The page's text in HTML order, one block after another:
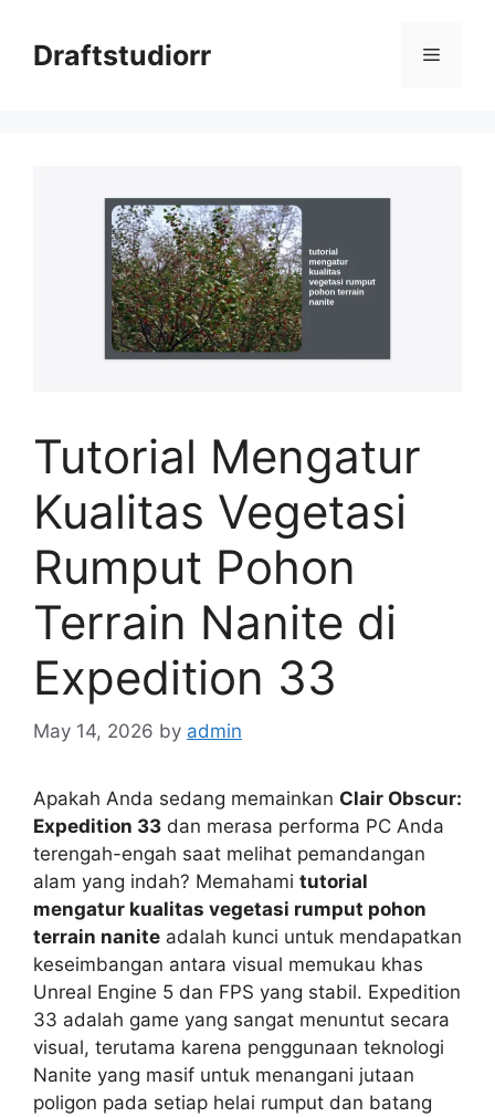
contentDraftstudiorr Menu
Tutorial Mengatur
Kualitas Vegetasi
Rumput Pohon
Terrain Nanite di
Expedition 33
May 14, 2026 by admin
Apakah Anda sedang memainkan Clair Obscur:
Expedition 33 dan merasa performa PC Anda
terengah-engah saat melihat pemandangan
alam yang indah? Memahami tutorial
mengatur kualitas vegetasi rumput pohon
terrain nanite adalah kunci untuk mendapatkan
keseimbangan antara visual memukau khas
Unreal Engine 5 dan FPS yang stabil. Expedition
33 adalah game yang sangat menuntut secara
visual, terutama karena penggunaan teknologi
Nanite yang masif untuk menangani jutaan
poligon pada setiap helai rumput dan batang